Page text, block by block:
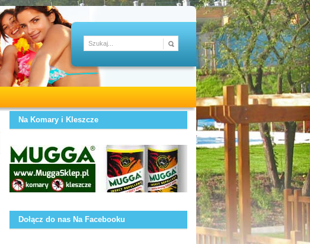
Na Komary i Kleszcze
Dołącz do nas Na Facebooku